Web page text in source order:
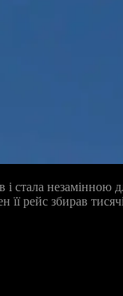
і стала
рейс збирав